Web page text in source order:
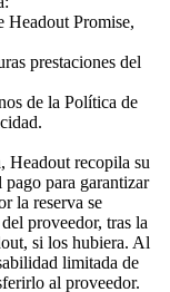
Headout Promise,
prestaciones del
de la Política de
Headout recopila su
para garantizar
la reserva se
proveedor, tras la
si los hubiera. Al
limitada de
al proveedor.